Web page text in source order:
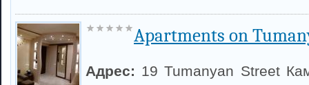
Apartments on
Адрес: 19 Tumanyan Street